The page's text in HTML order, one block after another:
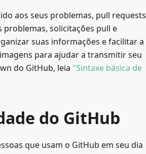
aos seus problemas, pull requests
problemas, solicitações pull e
suas informações e facilitar a
para ajudar a transmitir seu
do GitHub, leia "Sintaxe básica de
do GitHub
que usam o GitHub em seu dia